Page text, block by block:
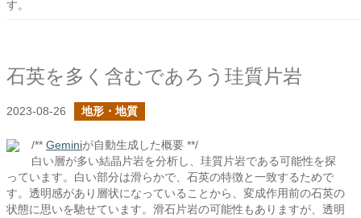
す。
石英を多く含むであろう珪質片岩
2023-08-26 地形・地質
/** Geminiが自動生成した概要 **/
白い層が多い結晶片岩を分析し、珪質片岩である可能性を探
っています。白い部分は滑らかで、石英の特徴と一致するためで
す。透明感があり層状になっていることから、変成作用前の石英の
状態に思いを馳せています。滑石片岩の可能性もありますが、透明